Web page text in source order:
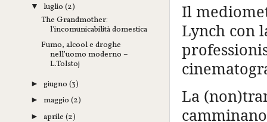
Il
Lynch con
La
▼luglio(2)
The Grandmother:
l'incomunicabilità domestica
Fumo, alcool e droghe
nell’uomo moderno –
L.Tolstoj
►giugno(3)
►maggio(2)
►aprile(2)